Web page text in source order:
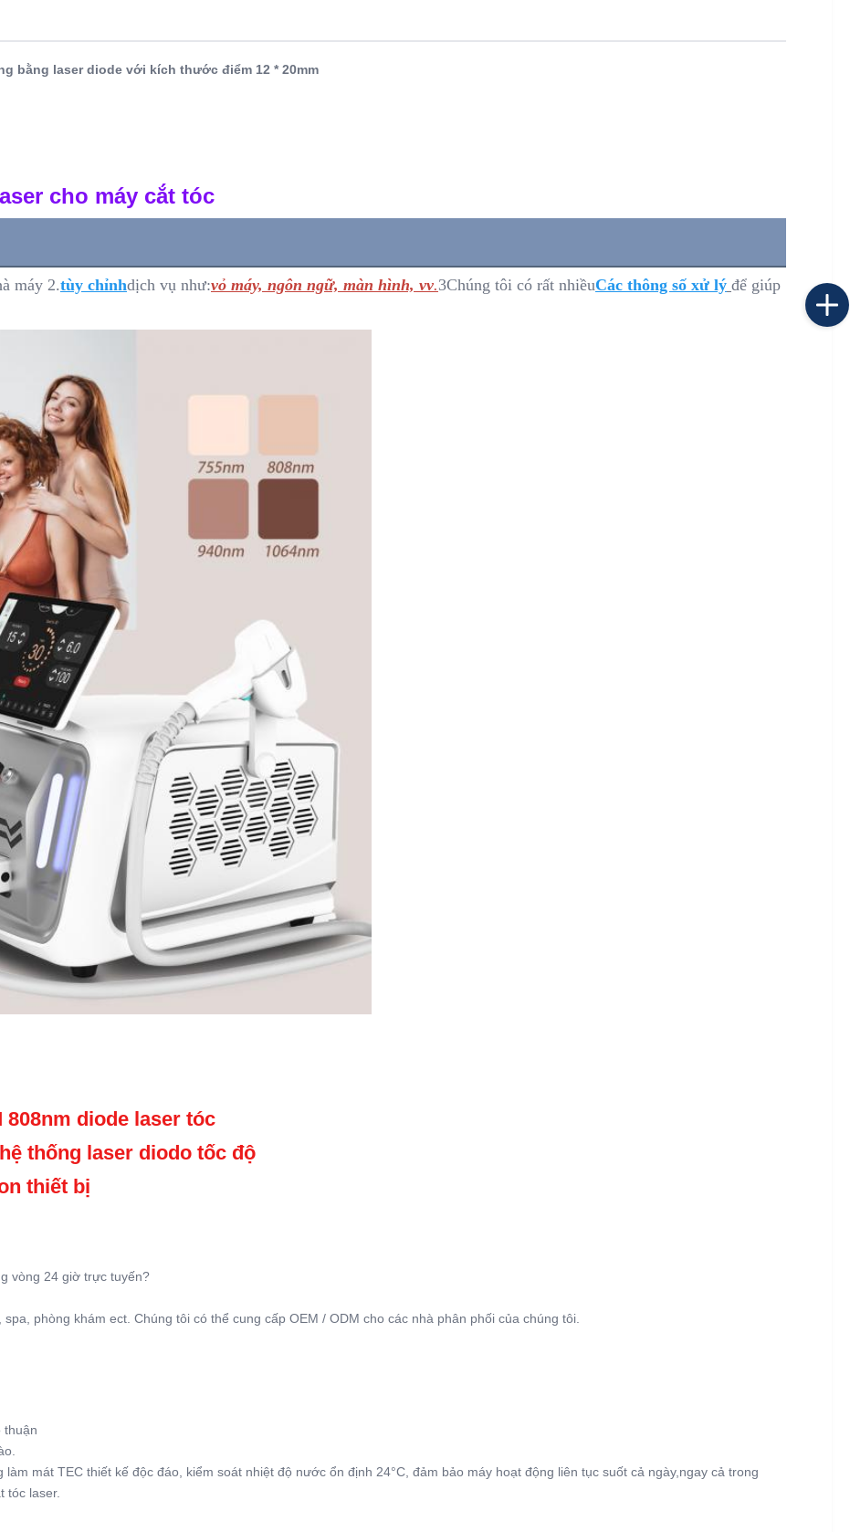
bằng laser diode với kích thước điểm 12 * 20mm
cho máy cắt tóc
máy 2.tùy chỉnhdịch vụ như:vỏ máy, ngôn ngữ, màn hình, vv.3Chúng tôi có rất nhiềuCác thông số xử lý để giúp
808nm diode laser tóc
thống laser diodo tốc độ
thiết bị
vòng 24 giờ trực tuyến?
phòng khám ect. Chúng tôi có thể cung cấp OEM / ODM cho các nhà phân phối của chúng tôi.
thuận
mát TEC thiết kế độc đáo, kiểm soát nhiệt độ nước ổn định 24°C, đảm bảo máy hoạt động liên tục suốt cả ngày,ngay cả trong
tóc laser.